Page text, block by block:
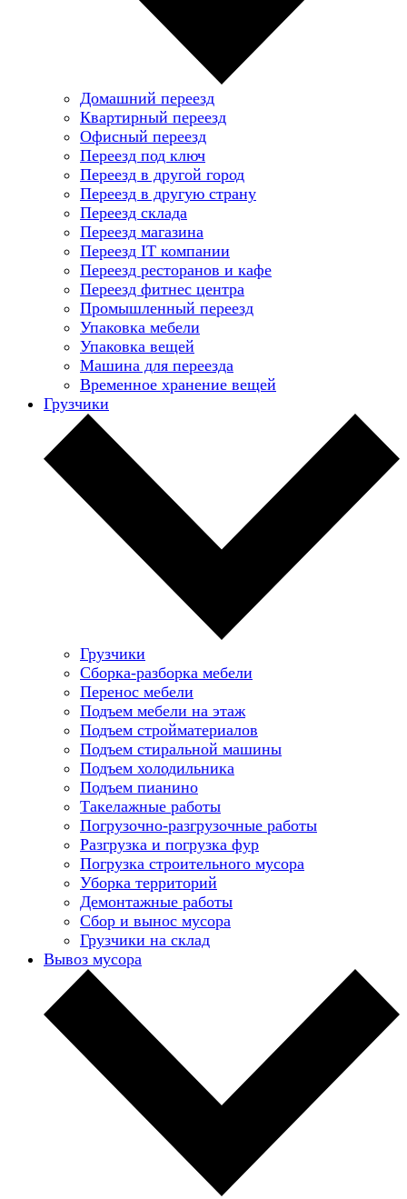
Домашний переезд
Квартирный переезд
Офисный переезд
Переезд под ключ
Переезд в другой город
Переезд в другую страну
Переезд склада
Переезд магазина
Переезд IT компании
Переезд ресторанов и кафе
Переезд фитнес центра
Промышленный переезд
Упаковка мебели
Упаковка вещей
Машина для переезда
Временное хранение вещей
Грузчики
Грузчики
Сборка-разборка мебели
Перенос мебели
Подъем мебели на этаж
Подъем стройматериалов
Подъем стиральной машины
Подъем холодильника
Подъем пианино
Такелажные работы
Погрузочно-разгрузочные работы
Разгрузка и погрузка фур
Погрузка строительного мусора
Уборка территорий
Демонтажные работы
Сбор и вынос мусора
Грузчики на склад
Вывоз мусора